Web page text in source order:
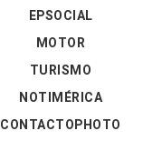
EPSOCIAL
MOTOR
TURISMO
NOTIMÉRICA
CONTACTOPHOTO